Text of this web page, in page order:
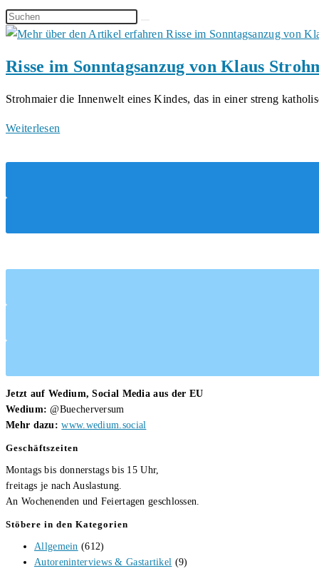
Diese
Website
Risse im Sonntagsanzug von Klaus
Strohmaier die Innenwelt eines Kindes, das in einer streng
Weiterlesen
Sonntagsanzug
Jetzt auf Wedium, Social Media aus der EU
Wedium: @Buecherversum
Mehr dazu: www.wedium.social
Geschäftszeiten
Montags bis donnerstags bis 15 Uhr,
freitags je nach Auslastung.
An Wochenenden und Feiertagen geschlossen.
Stöbere in den Kategorien
Allgemein (612)
Autoreninterviews & Gastartikel (9)